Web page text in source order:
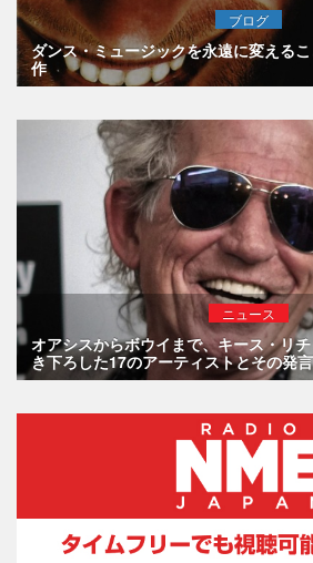
ブログ
ダンス・ミュージックを永遠に変える
作
ニュース
オアシスからボウイまで、キース・リ
き下ろした17のアーティストとその発言